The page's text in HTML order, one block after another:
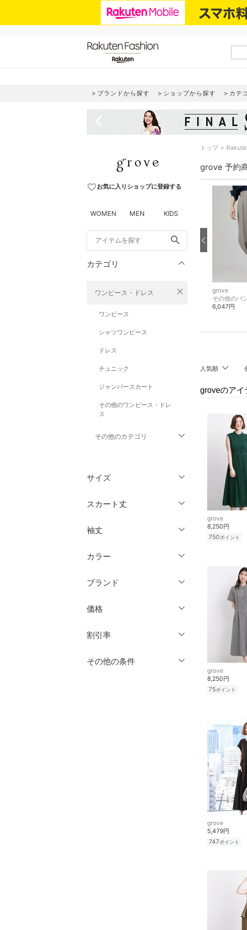
ブランドから探す ショップから探す カテ
favorite_borderお気に入りショップに登録する
WOMEN MEN KIDS
search
カテゴリ
ワンピース・ドレス close
ワンピース
シャツワンピース
ドレス
チュニック
ジャンパースカート
その他のワンピース・ドレ
ス
その他のカテゴリ
ジャケット・アウター
パンツ
スカート
オールインワン・オーバ
バッグ
シューズ・靴
インナー・ルームウェア
靴下・レッグウェア
サイズ
ウェア（S/M/L）
M
XL
スカート丈
ミニ丈・ショート丈
膝丈・ミディ丈
ロング丈・マキシ丈
袖丈
ノースリーブ
半袖
長袖
カラー
クリア
ブランド
価格
絞り込み
割引率
％OFF～ ％OFF
その他の条件
トップ
grove 予約
grove
その他のシューズ・靴
grove
その他のパ
6,047円
人気順
groveのアイ
grove
8,250円
750ポイント
grove
8,250円
75ポイント
grove
5,479円
747ポイント